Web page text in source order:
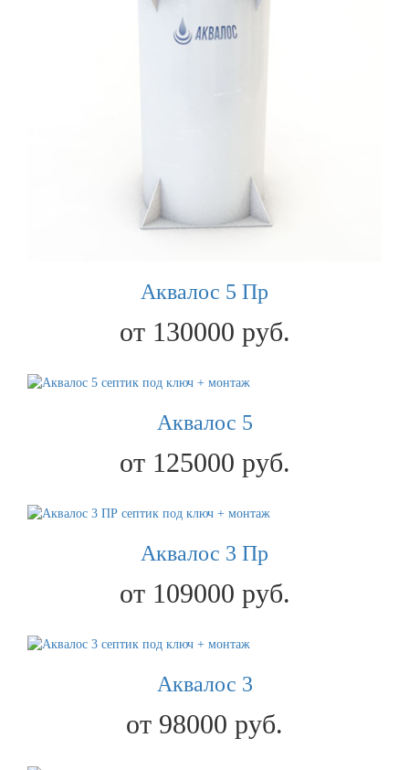
Аквалос 5 Пр
от 130000 руб.
Аквалос 5
от 125000 руб.
Аквалос 3 Пр
от 109000 руб.
Аквалос 3
от 98000 руб.